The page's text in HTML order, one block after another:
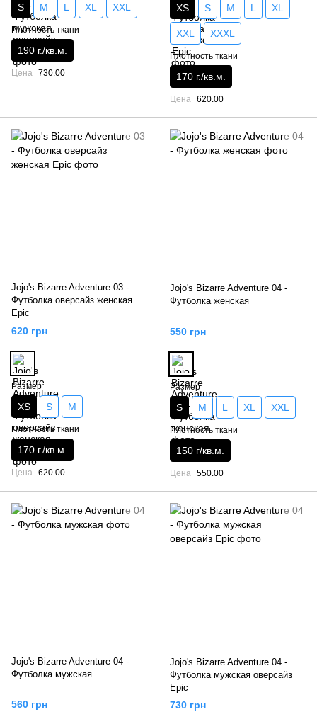
S M L XL XXL
Плотность ткани
190 г./кв.м.
Цена 730.00
XS S M L XL
XXL XXXL
Плотность ткани
170 г./кв.м.
Цена 620.00
Jojo's Bizarre Adventure 03 -
Футболка оверсайз женская
Epic
620 грн
Размер
XS S M
Плотность ткани
170 г./кв.м.
Цена 620.00
Jojo's Bizarre Adventure 04 -
Футболка женская
550 грн
Размер
S M L XL XXL
Плотность ткани
150 г/кв.м.
Цена 550.00
Jojo's Bizarre Adventure 04 -
Футболка мужская
560 грн
Jojo's Bizarre Adventure 04 -
Футболка мужская оверсайз
Epic
730 грн